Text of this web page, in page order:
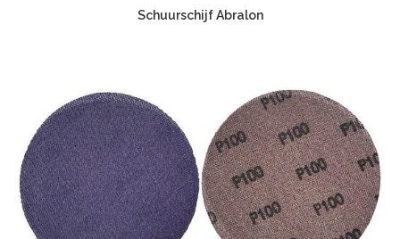
Schuurschijf Abralon